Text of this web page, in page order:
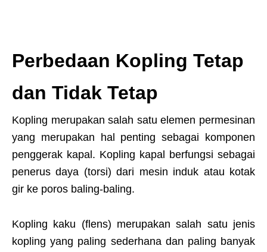
Perbedaan Kopling Tetap
dan Tidak Tetap
Kopling merupakan salah satu elemen permesinan
yang merupakan hal penting sebagai komponen
penggerak kapal. Kopling kapal berfungsi sebagai
penerus daya (torsi) dari mesin induk atau kotak
gir ke poros baling-baling.
Kopling kaku (flens) merupakan salah satu jenis
kopling yang paling sederhana dan paling banyak